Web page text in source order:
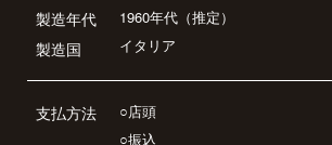
製造年代
製造国
1960年代（推定）
イタリア
支払方法
○店頭
○振込